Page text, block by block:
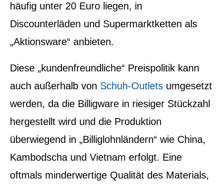
häufig unter 20 Euro liegen, in
Discounterläden und Supermarktketten als
„Aktionsware“ anbieten.
Diese „kundenfreundliche“ Preispolitik kann
auch außerhalb von Schuh-Outlets umgesetzt
werden, da die Billigware in riesiger Stückzahl
hergestellt wird und die Produktion
überwiegend in „Billiglohnländern“ wie China,
Kambodscha und Vietnam erfolgt. Eine
oftmals minderwertige Qualität des Materials,